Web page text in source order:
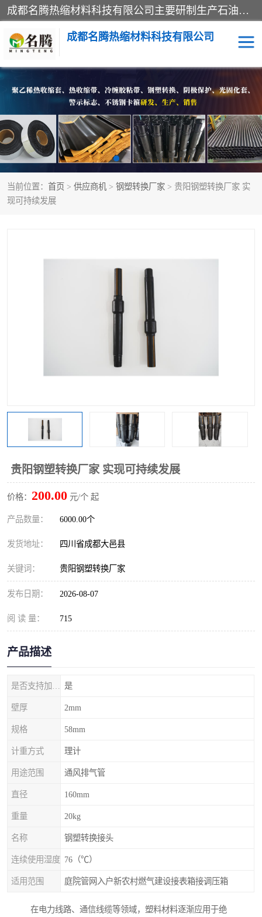
成都名腾热缩材料科技有限公司​主要研制生产石油、气钢质管道、管件的防腐、补伤、补口、市政排水、塑料检查井等用热缩套及市政排水管道不锈钢卡箍。产品包含：不锈钢卡箍、钢塑转换、光固化套、聚乙烯热收缩带、聚乙烯热收缩套、冷缠胶粘带、热收缩套、热收缩带、热收缩缠绕带、防腐热收缩带、热缩缠绕带、热缩套、热缩带等。
成都名腾热缩材料科技有限公司
当前位置： 首页 > 供应商机 > 钢塑转换厂家 > 贵阳钢塑转换厂家 实
现可持续发展
贵阳钢塑转换厂家 实现可持续发展
价格： 200.00 元/个 起
产品数量： 6000.00个
发货地址： 四川省成都大邑县
关键词： 贵阳钢塑转换厂家
发布日期： 2026-08-07
阅 读 量： 715
产品描述
是
壁厚 2mm
规格 58mm
计重方式 理计
用途范围 通风排气管
直径 160mm
重量 20kg
名称 钢塑转换接头
连续使用湿度 76（℃）
适用范围 庭院管网入户新农村燃气建设接表箱接调压箱
在电力线路、通信线缆等领域，塑料材料逐渐应用于绝
热收缩套（闭口套） 热收缩带（开口套）
热收缩缠绕带 穿墙热缩套管
冷缠胶粘带 光敏固化玻璃钢保护套
燃气管网钢塑转换过渡接 电缆热缩附件